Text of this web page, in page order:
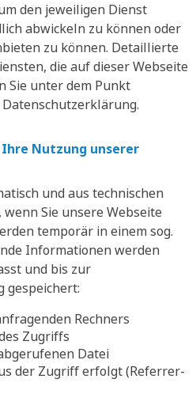
den jeweiligen Dienst
abwickeln zu können oder
zu können. Detaillierte
die auf dieser Webseite
Sie unter dem Punkt
Datenschutzerklärung.
Nutzung unserer
und aus technischen
Sie unsere Webseite
temporär in einem sog.
Informationen werden
und bis zur
gespeichert:
Rechners
Zugriffs
Datei
der Zugriff erfolgt (Referrer-